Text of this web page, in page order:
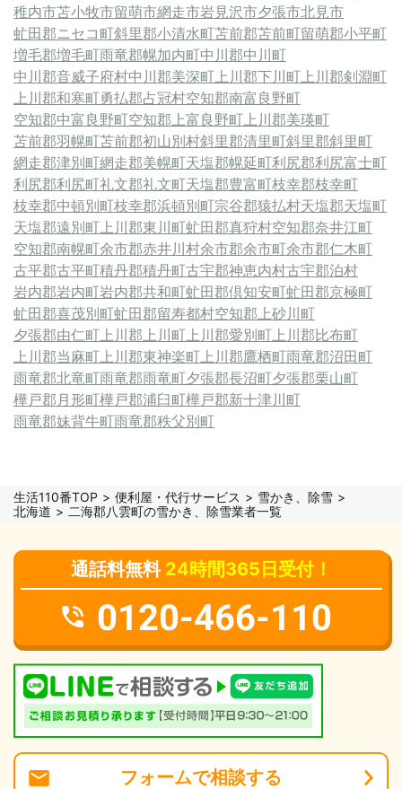
稚内市苫小牧市留萌市網走市岩見沢市夕張市北見市
虻田郡ニセコ町斜里郡小清水町苫前郡苫前町留萌郡小平町
増毛郡増毛町雨竜郡幌加内町中川郡中川町
中川郡音威子府村中川郡美深町 上川郡下川町 上川郡剣淵町
上川郡和寒町勇払郡占冠村空知郡南富良野町
空知郡中富良野町空知郡上富良野町 上川郡美瑛町
苫前郡羽幌町苫前郡初山別村斜里郡清里町斜里郡斜里町
網走郡津別町網走郡美幌町天塩郡幌延町利尻郡利尻富士町
利尻郡利尻町礼文郡礼文町天塩郡豊富町枝幸郡枝幸町
枝幸郡中頓別町枝幸郡浜頓別町宗谷郡猿払村天塩郡天塩町
天塩郡遠別町 上川郡東川町虻田郡真狩村空知郡奈井江町
空知郡南幌町余市郡赤井川村余市郡余市町余市郡仁木町
古平郡古平町積丹郡積丹町古宇郡神恵内村古宇郡泊村
岩内郡岩内町岩内郡共和町虻田郡倶知安町虻田郡京極町
虻田郡喜茂別町虻田郡留寿都村空知郡上砂川町
夕張郡由仁町 上川郡上川町 上川郡愛別町 上川郡比布町
上川郡当麻町 上川郡東神楽町 上川郡鷹栖町雨竜郡沼田町
雨竜郡北竜町雨竜郡雨竜町夕張郡長沼町夕張郡栗山町
樺戸郡月形町樺戸郡浦臼町樺戸郡新十津川町
雨竜郡妹背牛町雨竜郡秩父別町
生活110番TOP 便利屋・代行サービス
雪かき、除雪
北海道
二海郡八雲町の雪かき、除雪業者一覧
通話料無料 24時間365日受付！
0120-466-110
フォームで相談する